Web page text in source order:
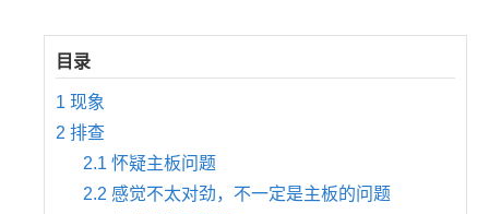
1 现象
2 排查
2.1 怀疑主板问题
2.2 感觉不太对劲，不一定是主板的问题